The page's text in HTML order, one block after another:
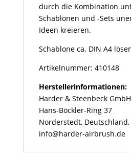
durch die Kombination
Schablonen und -Sets
Ideen kreieren.
Schablone ca. DIN A4
Artikelnummer: 410148
Herstellerinformationen:
Harder & Steenbeck
Hans-Böckler-Ring 37
Norderstedt, Deutschland,
info@harder-airbrush.de